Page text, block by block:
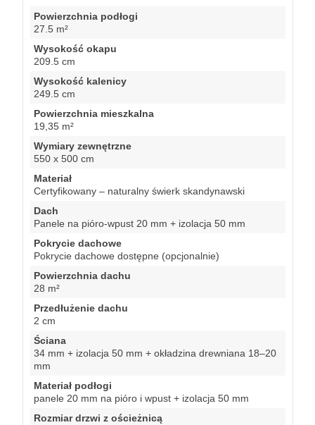
Powierzchnia podłogi
27.5 m²
Wysokość okapu
209.5 cm
Wysokość kalenicy
249.5 cm
Powierzchnia mieszkalna
19,35 m²
Wymiary zewnętrzne
550 x 500 cm
Materiał
Certyfikowany – naturalny świerk skandynawski
Dach
Panele na pióro-wpust 20 mm + izolacja 50 mm
Pokrycie dachowe
Pokrycie dachowe dostępne (opcjonalnie)
Powierzchnia dachu
28 m²
Przedłużenie dachu
2 cm
Ściana
34 mm + izolacja 50 mm + okładzina drewniana 18–20
mm
Materiał podłogi
panele 20 mm na pióro i wpust + izolacja 50 mm
Rozmiar drzwi z ościeżnicą